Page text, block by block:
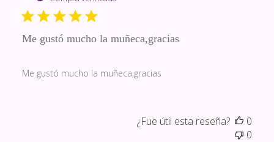
Me gustó mucho la muñeca,gracias
Me gustó mucho la muñeca,gracias
¿Fue útil esta reseña?
0
0